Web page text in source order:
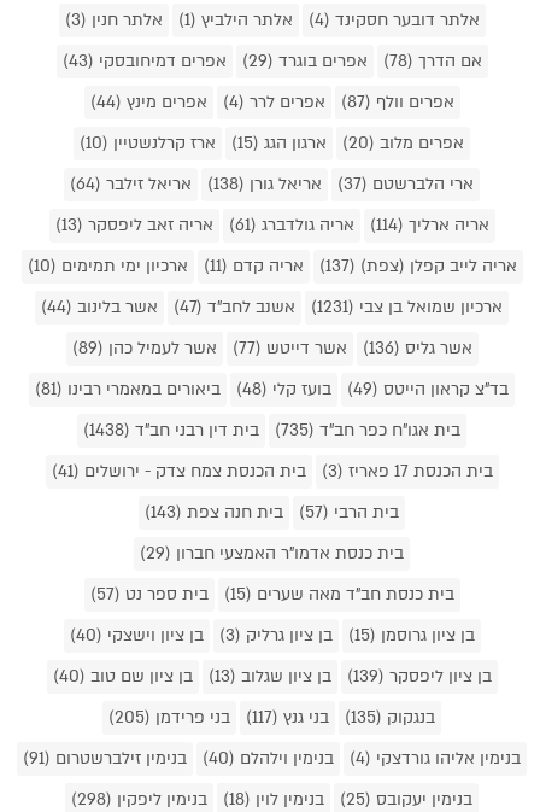
אלתר דובער חסקינד (4)
אלתר הילביץ (1)
אלתר חנין (3)
אם הדרך (78)
אפרים בוגרד (29)
אפרים דמיחובסקי (43)
אפרים וולף (87)
אפרים לרר (4)
אפרים מינץ (44)
אפרים מלוב (20)
ארגון הגג (15)
ארז קרלנשטיין (10)
ארי הלברשטם (37)
אריאל גורן (138)
אריאל זילבר (64)
אריה ארליך (114)
אריה גולדברג (61)
אריה זאב ליפסקר (13)
אריה לייב קפלן (צפת) (137)
אריה קדם (11)
ארכיון ימי תמימים (10)
ארכיון שמואל בן צבי (1231)
אשנב לחב"ד (47)
אשר בלינוב (44)
אשר גליס (136)
אשר דייטש (77)
אשר לעמיל כהן (89)
בד"צ קראון הייטס (49)
בועז קלי (48)
ביאורים במאמרי רבינו (81)
בית אגו"ח כפר חב"ד (735)
בית דין רבני חב"ד (1438)
בית הכנסת 17 פאריז (3)
בית הכנסת צמח צדק - ירושלים (41)
בית הרבי (57)
בית חנה צפת (143)
בית כנסת אדמו"ר האמצעי חברון (29)
בית כנסת חב"ד מאה שערים (15)
בית ספר נט (57)
בן ציון גרוסמן (15)
בן ציון גרליק (3)
בן ציון וישצקי (40)
בן ציון ליפסקר (139)
בן ציון שגלוב (13)
בן ציון שם טוב (40)
בנגקוק (135)
בני גנץ (117)
בני פרידמן (205)
בנימין אליהו גורדצקי (4)
בנימין וילהלם (40)
בנימין זילברשטרום (91)
בנימין יעקובס (25)
בנימין לוין (18)
בנימין ליפקין (298)